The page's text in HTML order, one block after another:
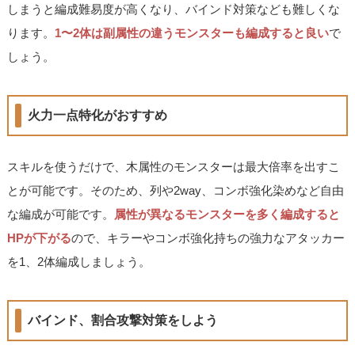
しまうと編成難易度が高くなり、バインド対策なども難しくな
ります。 1〜2体は副属性の違うモンスターも編成すると良いで
しょう。
火力一点特化がおすすめ
スキルを使うだけで、木属性のモンスターは最大倍率を出すこ
とが可能です。そのため、列や2way、コンボ強化染めなど自由
な編成が可能です。 属性が異なるモンスターを多く編成すると
HPが下がるので、キラーやコンボ強化持ちの強力なアタッカー
を1、2体編成しましょう。
バインド、割合攻撃対策をしよう